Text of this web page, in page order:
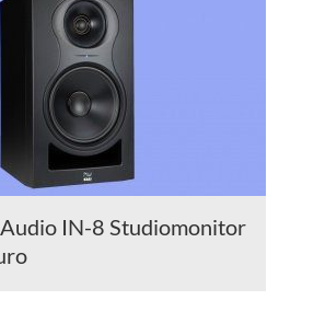
IN-8 Studiomonitor